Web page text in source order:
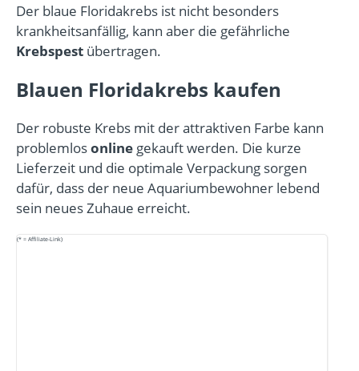
Der blaue Floridakrebs ist nicht besonders
krankheitsanfällig, kann aber die gefährliche
Krebspest übertragen.
Blauen Floridakrebs kaufen
Der robuste Krebs mit der attraktiven Farbe kann
problemlosonline gekauft werden. Die kurze
Lieferzeit und die optimale Verpackung sorgen
dafür, dass der neue Aquariumbewohner lebend
sein neues Zuhaue erreicht.
(* = Affiliate-Link)